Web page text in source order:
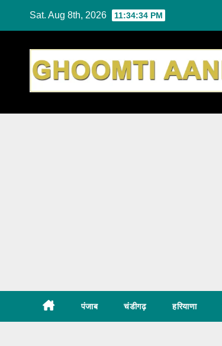
Sat. Aug 8th, 2026 11:34:35 PM
पंजाब चंडीगढ़ हरियाणा